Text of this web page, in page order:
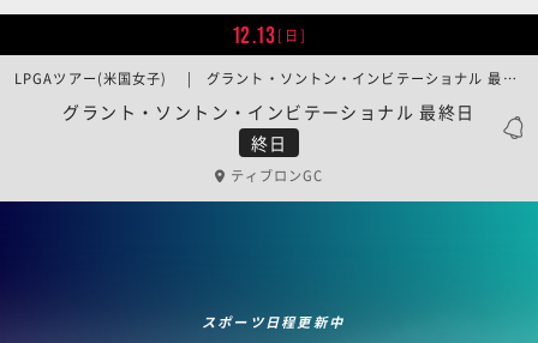
12.13[日]
終日
グラント・ソントン・インビテーショナル 最終日
LPGAツアー(米国女子) | グラント・ソントン・インビテーショナル 最終日
ティブロンGC
スポーツ日程更新中